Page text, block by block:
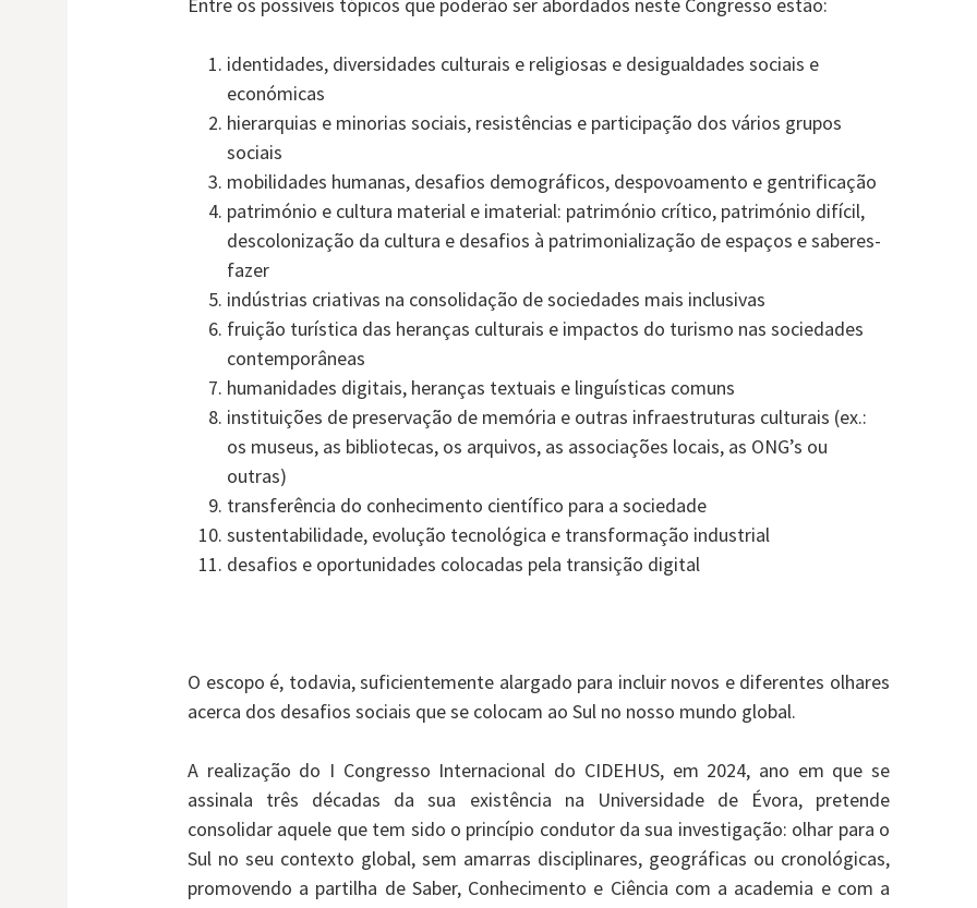
identidades, diversidades culturais e religiosas e desigualdades sociais e
económicas
hierarquias e minorias sociais, resistências e participação dos vários grupos
sociais
mobilidades humanas, desafios demográficos, despovoamento e gentrificação
património e cultura material e imaterial: património crítico, património difícil,
descolonização da cultura e desafios à patrimonialização de espaços e saberes-
fazer
indústrias criativas na consolidação de sociedades mais inclusivas
fruição turística das heranças culturais e impactos do turismo nas sociedades
contemporâneas
humanidades digitais, heranças textuais e linguísticas comuns
instituições de preservação de memória e outras infraestruturas culturais (ex.:
os museus, as bibliotecas, os arquivos, as associações locais, as ONG’s ou
outras)
transferência do conhecimento científico para a sociedade
sustentabilidade, evolução tecnológica e transformação industrial
desafios e oportunidades colocadas pela transição digital
O escopo é, todavia, suficientemente alargado para incluir novos e diferentes olhares
acerca dos desafios sociais que se colocam ao Sul no nosso mundo global.
A realização do I Congresso Internacional do CIDEHUS, em 2024, ano em que se
assinala três décadas da sua existência na Universidade de Évora, pretende
consolidar aquele que tem sido o princípio condutor da sua investigação: olhar para o
Sul no seu contexto global, sem amarras disciplinares, geográficas ou cronológicas,
promovendo a partilha de Saber, Conhecimento e Ciência com a academia e com a